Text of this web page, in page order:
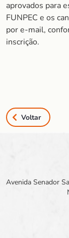
aprovados para
FUNPEC e os
por e-mail,
inscrição.
Voltar
Avenida Senador